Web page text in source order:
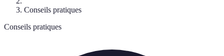
Conseils pratiques
Conseils pratiques